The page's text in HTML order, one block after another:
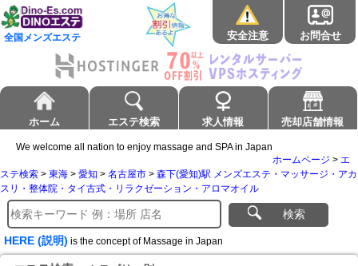
全国メンズエステ 安全注意 お問合せ
ホーム エステ検索 求人情報 売却店舗情報
We welcome all nation to enjoy massage and SPA in Japan
ホームページ > エ
ステ検索 > 東海 > 愛知 > 名古屋市 > 森下(愛知)駅 メンズエステ・マッサージ・アカ
スリ・整体院・タイ古式・リラクゼーション・アロマオイル
検索
HERE (説明) is the concept of Massage in Japan